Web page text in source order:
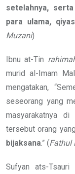
setelahnya,
para ulama,
Muzani)
Ibnu at-Tin
murid al-Imam
mengatakan,
seseorang yang
masyarakatnya
tersebut orang yang
bijaksana .” (Fathul
Sufyan ats-Tsauri